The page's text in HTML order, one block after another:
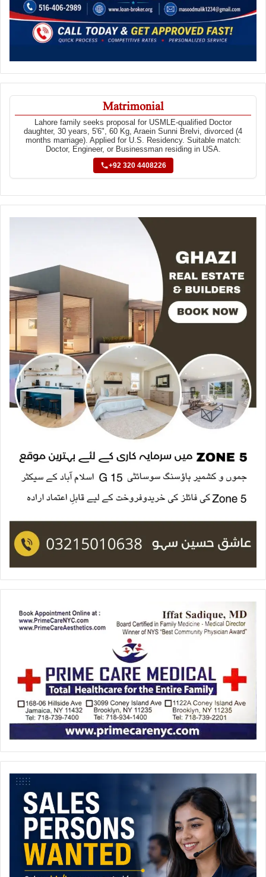
Matrimonial
Lahore family seeks proposal for USMLE-qualified Doctor
daughter, 30 years, 5'6", 60 Kg, Araein Sunni Brelvi, divorced (4
months marriage). Applied for U.S. Residency. Suitable match:
Doctor, Engineer, or Businessman residing in USA.
+92 320 4408226